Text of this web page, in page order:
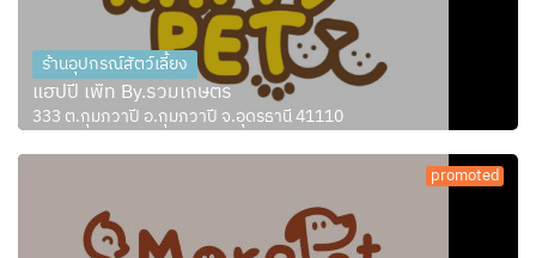
ร้านอุปกรณ์สัตว์เลี้ยง
แฮปปี้ เพ็ท By.รวมเกษตร
333 ต.กุมภวาปี อ.กุมภวาปี จ.อุดรธานี 41110
promoted